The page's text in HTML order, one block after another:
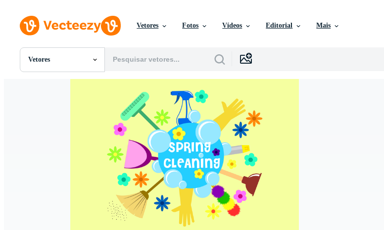
Vetores Fotos Vídeos Editorial Mais
Vetores
Todas Imagens